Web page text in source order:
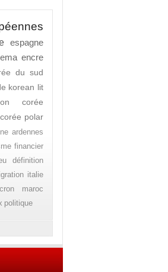
espagne
encre
du sud
korean lit
corée
polar
ardennes
financier
définition
italie
maroc
politique